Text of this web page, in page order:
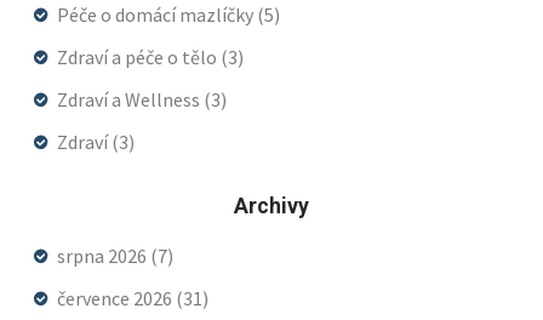
Péče o domácí mazlíčky (5)
Zdraví a péče o tělo (3)
Zdraví a Wellness (3)
Zdraví(3)
Archivy
srpna 2026 (7)
července 2026 (31)